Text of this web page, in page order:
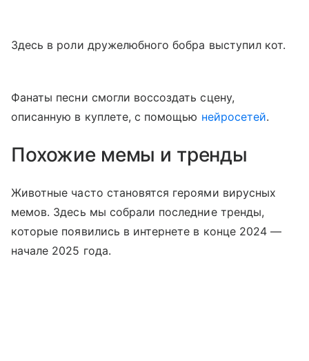
Здесь в роли дружелюбного бобра выступил кот.
Фанаты песни смогли воссоздать сцену,
описанную в куплете, с помощью нейросетей.
Похожие мемы и тренды
Животные часто становятся героями вирусных
мемов. Здесь мы собрали последние тренды,
которые появились в интернете в конце 2024 —
начале 2025 года.